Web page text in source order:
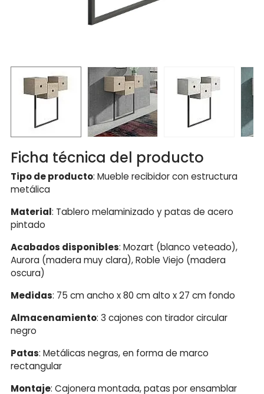
Ficha técnica del producto
Tipo de producto: Mueble recibidor con estructura
metálica
Material: Tablero melaminizado y patas de acero
pintado
Acabados disponibles: Mozart (blanco veteado),
Aurora (madera muy clara), Roble Viejo (madera
oscura)
Medidas: 75 cm ancho x 80 cm alto x 27 cm fondo
Almacenamiento: 3 cajones con tirador circular
negro
Patas: Metálicas negras, en forma de marco
rectangular
Montaje: Cajonera montada, patas por ensamblar